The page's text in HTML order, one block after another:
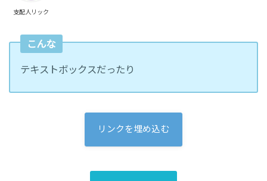
支配人リック
こんな
テキストボックスだったり
リンクを埋め込む